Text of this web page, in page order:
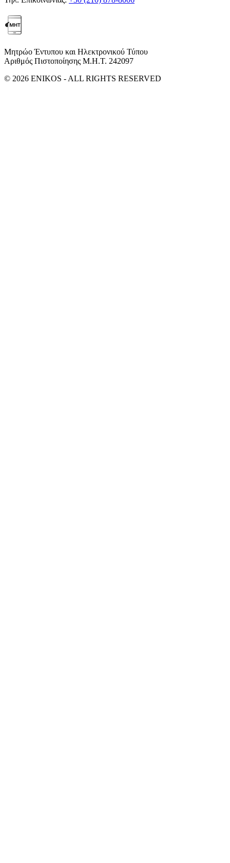
Μητρώο Έντυπου και Ηλεκτρονικού Τύπου
Αριθμός Πιστοποίησης Μ.Η.Τ. 242097
© 2026 ENIKOS - ALL RIGHTS RESERVED